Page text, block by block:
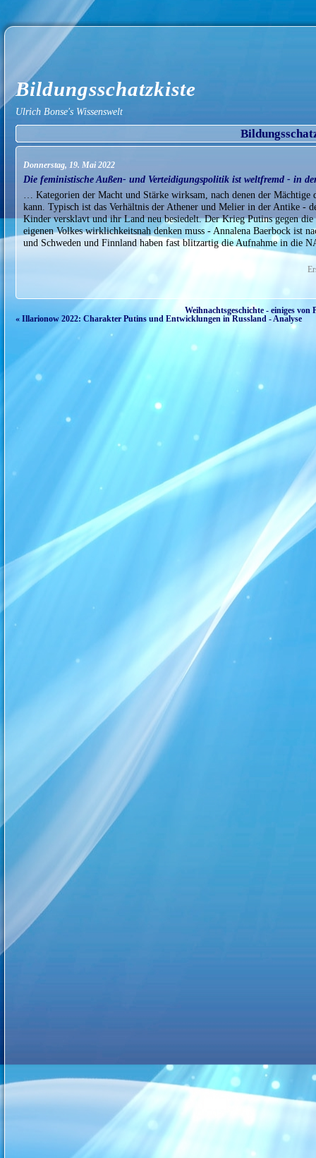
Bildungsschatzkiste
Ulrich Bonse's Wissenswelt
Donnerstag, 19. Mai 2022
Die feministische Außen- und Verteidigungspolitik ist weltfremd - in
… Kategorien der Macht und Stärke wirksam, nach denen der Mächtige
kann. Typisch ist das Verhältnis der Athener und Melier in der Antike -
Kinder versklavt und ihr Land neu besiedelt. Der Krieg Putins gegen
eigenen Volkes wirklichkeitsnah denken muss - Annalena Baerbock ist
und Schweden und Finnland haben fast blitzartig die Aufnahme in die
Weihnachtsgeschichte - einiges
« Illarionow 2022: Charakter Putins und Entwicklungen in Russland - Analyse